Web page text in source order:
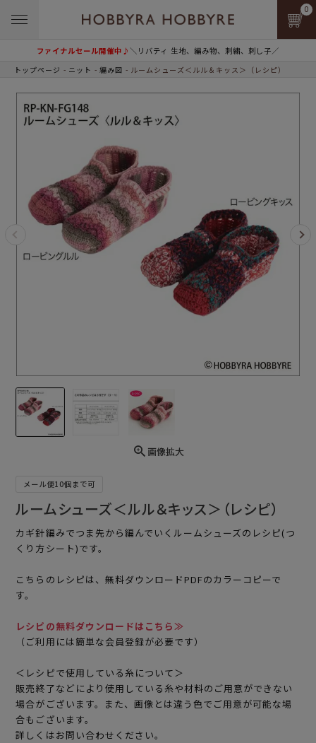
ファイナルセール開催中♪＼リバティ 生地、編み物、刺繍、刺し子／
0
トップページ ニット 編み図 ルームシューズ＜ルル＆キッス＞（レシピ）
画像拡大
メール便10個まで可
ルームシューズ＜ルル＆キッス＞（レシピ）
カギ針編みでつま先から編んでいくルームシューズのレシピ(つ
くり方シート)です。
こちらのレシピは、無料ダウンロードPDFのカラーコピーで
す。
レシピの無料ダウンロードはこちら≫
（ご利用には簡単な会員登録が必要です）
＜レシピで使用している糸について＞
販売終了などにより使用している糸や材料のご用意ができない
場合がございます。また、画像とは違う色でご用意が可能な場
合もございます。
詳しくはお問い合わせください。